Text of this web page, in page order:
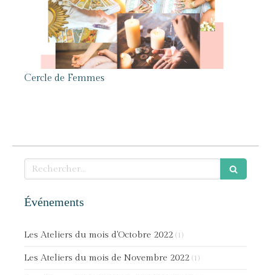
Cercle de Femmes
Rechercher
Événements
Les Ateliers du mois d'Octobre 2022 (1)
Les Ateliers du mois de Novembre 2022 (1)